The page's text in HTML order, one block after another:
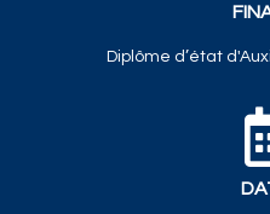
Diplôme d’état